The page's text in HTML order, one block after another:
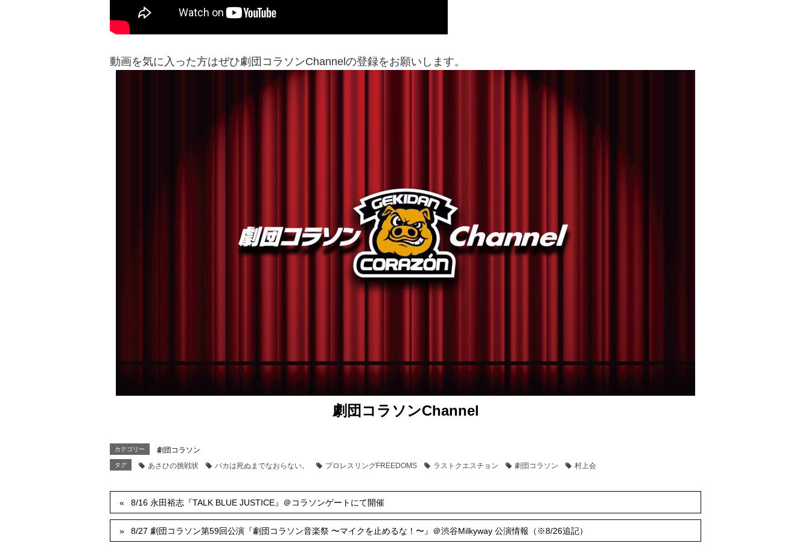
動画を気に入った方はぜひ劇団コラソンChannelの登録をお願いします。
劇団コラソンChannel
カテゴリー 劇団コラソン
タグ あさひの挑戦状 バカは死ぬまでなおらない。 プロレスリングFREEDOMS ラストクエスチョン 劇団コラソン 村上会
8/16 永田裕志『TALK BLUE JUSTICE』＠コラソンゲートにて開催
8/27 劇団コラソン第59回公演『劇団コラソン音楽祭 〜マイクを止めるな！〜』＠渋谷Milkyway 公演情報（※8/26追記）